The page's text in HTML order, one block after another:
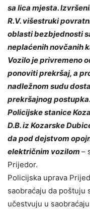
sa lica mjesta.
R.V. višestruki
oblasti bezbjednosti
neplaćenih novčanih
Vozilo je privremeno
ponoviti prekršaj, a
nadležnom sudu
prekršajnog
Policijske stanice
D.B. iz Kozarske
da pod dejstvom
električnim vozilom –
Prijedor.
Policijska uprava
saobraćaju da poštuju
učestvuju u